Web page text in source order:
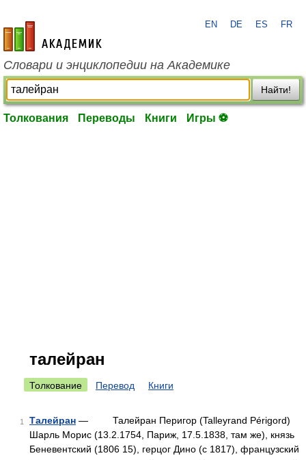
academic.ru
EN DE ES FR
Словари и энциклопедии на Академике
Найти!
Толкования Переводы Книги Игры ⚽
талейран
Толкование Перевод Книги
1 Талейран — Талейран Перигор (Talleyrand Périgord)
Шарль Морис (13.2.1754, Париж, 17.5.1838, там же), князь
Беневентский (1806 15), герцог Дино (с 1817), французский